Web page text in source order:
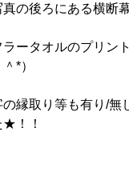
真の後ろにある横断
ラータオルのプリン
＾*）
の縁取り等も有り/無
★！！